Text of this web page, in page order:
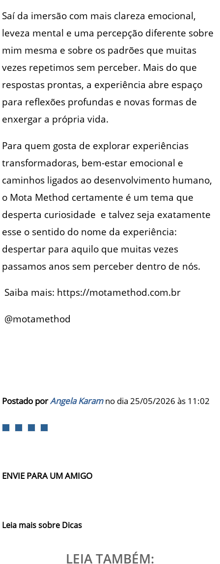
Saí da imersão com mais clareza emocional,
leveza mental e uma percepção diferente sobre
mim mesma e sobre os padrões que muitas
vezes repetimos sem perceber. Mais do que
respostas prontas, a experiência abre espaço
para reflexões profundas e novas formas de
enxergar a própria vida.
Para quem gosta de explorar experiências
transformadoras, bem-estar emocional e
caminhos ligados ao desenvolvimento humano,
o Mota Method certamente é um tema que
desperta curiosidade e talvez seja exatamente
esse o sentido do nome da experiência:
despertar para aquilo que muitas vezes
passamos anos sem perceber dentro de nós.
Saiba mais: https://motamethod.com.br
@motamethod
Postado porAngela Karamno dia 25/05/2026 às 11:02
ENVIE PARA UM AMIGO
Leia mais sobre Dicas
LEIA TAMBÉM: